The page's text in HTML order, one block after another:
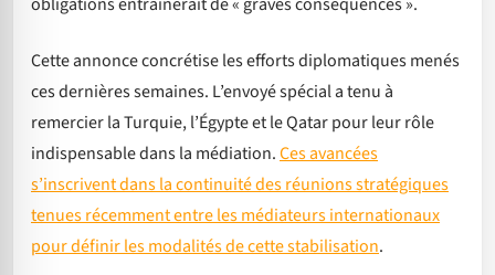
Cette annonce concrétise les efforts diplomatiques menés
ces dernières semaines. L’envoyé spécial a tenu à
remercier la Turquie, l’Égypte et le Qatar pour leur rôle
indispensable dans la médiation.Ces avancées
s’inscrivent dans la continuité des réunions stratégiques
tenues récemment entre les médiateurs internationaux
pour définir les modalités de cette stabilisation.